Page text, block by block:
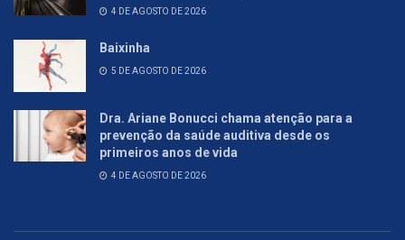
4 DE AGOSTO DE 2026
Baixinha
5 DE AGOSTO DE 2026
Dra. Ariane Bonucci chama atenção para a
prevenção da saúde auditiva desde os
primeiros anos de vida
4 DE AGOSTO DE 2026